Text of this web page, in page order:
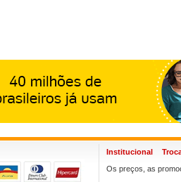
Institucional
Os preços, as